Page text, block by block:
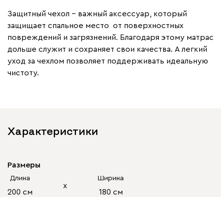
Защитный чехол – важный аксессуар, который
защищает спальное место от поверхностных
повреждений и загрязнений. Благодаря этому матрас
дольше служит и сохраняет свои качества. А легкий
уход за чехлом позволяет поддерживать идеальную
чистоту.
Характеристики
Размеры
Длина
200 см
х
Ширина
180 см